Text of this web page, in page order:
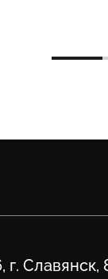
г. Славянск,